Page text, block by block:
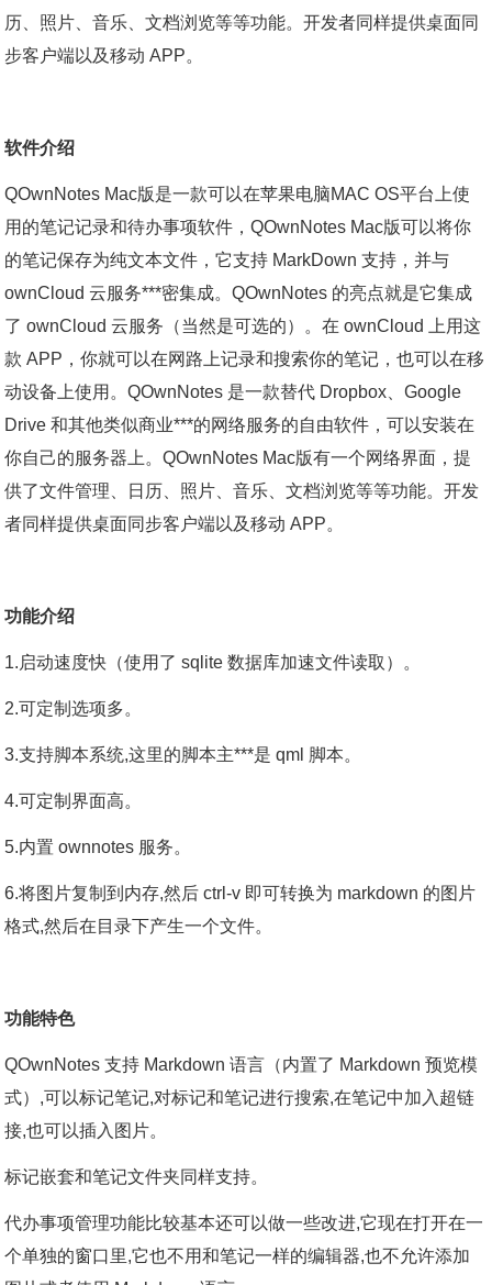
历、照片、音乐、文档浏览等等功能。开发者同样提供桌面同
步客户端以及移动 APP。
软件介绍
QOwnNotes Mac版是一款可以在苹果电脑MAC OS平台上使
用的笔记记录和待办事项软件，QOwnNotes Mac版可以将你
的笔记保存为纯文本文件，它支持 MarkDown 支持，并与
ownCloud 云服务***密集成。QOwnNotes 的亮点就是它集成
了 ownCloud 云服务（当然是可选的）。在 ownCloud 上用这
款 APP，你就可以在网路上记录和搜索你的笔记，也可以在移
动设备上使用。QOwnNotes 是一款替代 Dropbox、Google
Drive 和其他类似商业***的网络服务的自由软件，可以安装在
你自己的服务器上。QOwnNotes Mac版有一个网络界面，提
供了文件管理、日历、照片、音乐、文档浏览等等功能。开发
者同样提供桌面同步客户端以及移动 APP。
功能介绍
1.启动速度快（使用了 sqlite 数据库加速文件读取）。
2.可定制选项多。
3.支持脚本系统,这里的脚本主***是 qml 脚本。
4.可定制界面高。
5.内置 ownnotes 服务。
6.将图片复制到内存,然后 ctrl-v 即可转换为 markdown 的图片
格式,然后在目录下产生一个文件。
功能特色
QOwnNotes 支持 Markdown 语言（内置了 Markdown 预览模
式）,可以标记笔记,对标记和笔记进行搜索,在笔记中加入超链
接,也可以插入图片。
标记嵌套和笔记文件夹同样支持。
代办事项管理功能比较基本还可以做一些改进,它现在打开在一
个单独的窗口里,它也不用和笔记一样的编辑器,也不允许添加